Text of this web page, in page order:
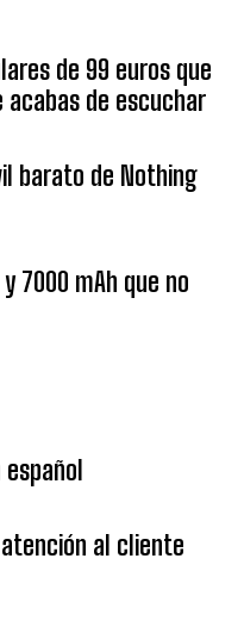
de 99 euros que
de escuchar
barato de Nothing
7000 mAh que no
español
al cliente